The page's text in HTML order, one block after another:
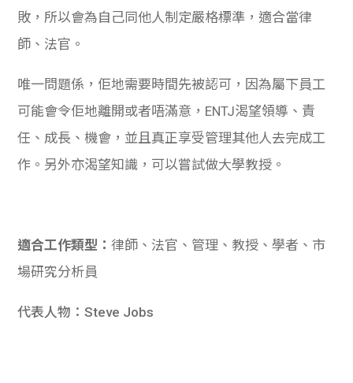
敗，所以會為自己同他人制定嚴格標準，適合當律
師、法官。
唯一問題係，佢地需要時間先被認可，因為屬下員工
可能會令佢地離開或者唔滿意，ENTJ渴望領導、責
任、成長、機會，並且真正享受管理其他人去完成工
作。 另外亦渴望知識，可以嘗試做大學教授。
適合工作類型：律師、法官、管理、教授、學者、市
場研究分析員
代表人物：Steve Jobs